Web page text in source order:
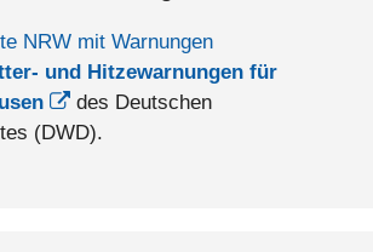
und Hitzewarnungen für
des Deutschen
(DWD).